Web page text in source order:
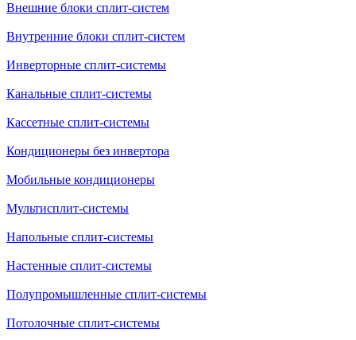
Внешние блоки сплит-систем
Внутренние блоки сплит-систем
Инверторные сплит-системы
Канальные сплит-системы
Кассетные сплит-системы
Кондиционеры без инвертора
Мобильные кондиционеры
Мультисплит-системы
Напольные сплит-системы
Настенные сплит-системы
Полупромышленные сплит-системы
Потолочные сплит-системы